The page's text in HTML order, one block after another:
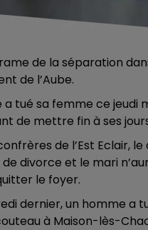
de la séparation
de l’Aube.
a tué sa femme ce jeudi
de mettre fin à ses
de l’Est Eclair,
divorce et le mari
le foyer.
dernier, un homme a
à Maison-lès-